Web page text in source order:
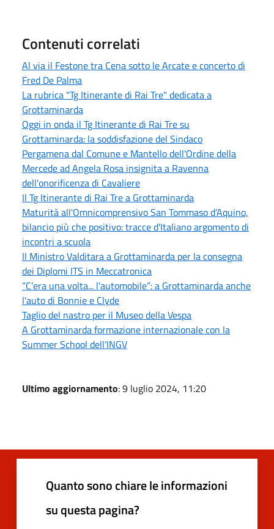
Contenuti correlati
Al via il Festone tra Cena sotto le Arcate e concerto di
Fred De Palma
La rubrica "Tg Itinerante di Rai Tre" dedicata a
Grottaminarda
Oggi in onda il Tg Itinerante di Rai Tre su
Grottaminarda: la soddisfazione del Sindaco
Pergamena dal Comune e Mantello dell'Ordine della
Mercede ad Angela Rosa insignita a Ravenna
dell'onorificenza di Cavaliere
Il Tg Itinerante di Rai Tre a Grottaminarda
Maturità all'Omnicomprensivo San Tommaso d’Aquino,
bilancio più che positivo: tracce d'Italiano argomento di
incontri a scuola
Il Ministro Valditara a Grottaminarda per la consegna
dei Diplomi ITS in Meccatronica
“C’era una volta... l’automobile”: a Grottaminarda anche
l'auto di Bonnie e Clyde
Taglio del nastro per il Museo della Vespa
A Grottaminarda formazione internazionale con la
Summer School dell'INGV
Ultimo aggiornamento: 9 luglio 2024, 11:20
Quanto sono chiare le informazioni
su questa pagina?